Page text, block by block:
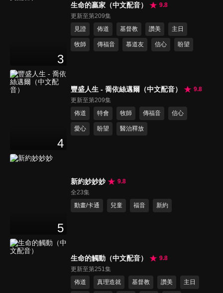
3
生命的贏家（中文配音）
9.8
更新至第209集
見證
佈道 基督教 讚美 主日
牧師 傳福音 慕道友 信心 盼望
4
豐盛人生 - 喬依絲邁爾（中文配音）
9.8
更新至第209集
佈道
特會 牧師 傳福音 信心
愛心 盼望 醫治釋放
5
新約妙妙妙
9.8
全23集
動畫/卡通
兒童 福音 新約
生命的觸動（中文配音）
9.8
更新至第251集
佈道
真理造就 基督教 讚美 主日